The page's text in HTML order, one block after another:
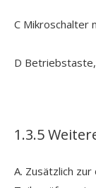
C Mikroschalter
D
1.3.5
A. Zusätzlich